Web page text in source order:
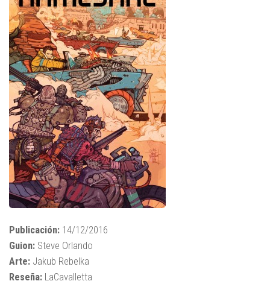
Publicación: 14/12/2016
Guion: Steve Orlando
Arte: Jakub Rebelka
Reseña: LaCavalletta